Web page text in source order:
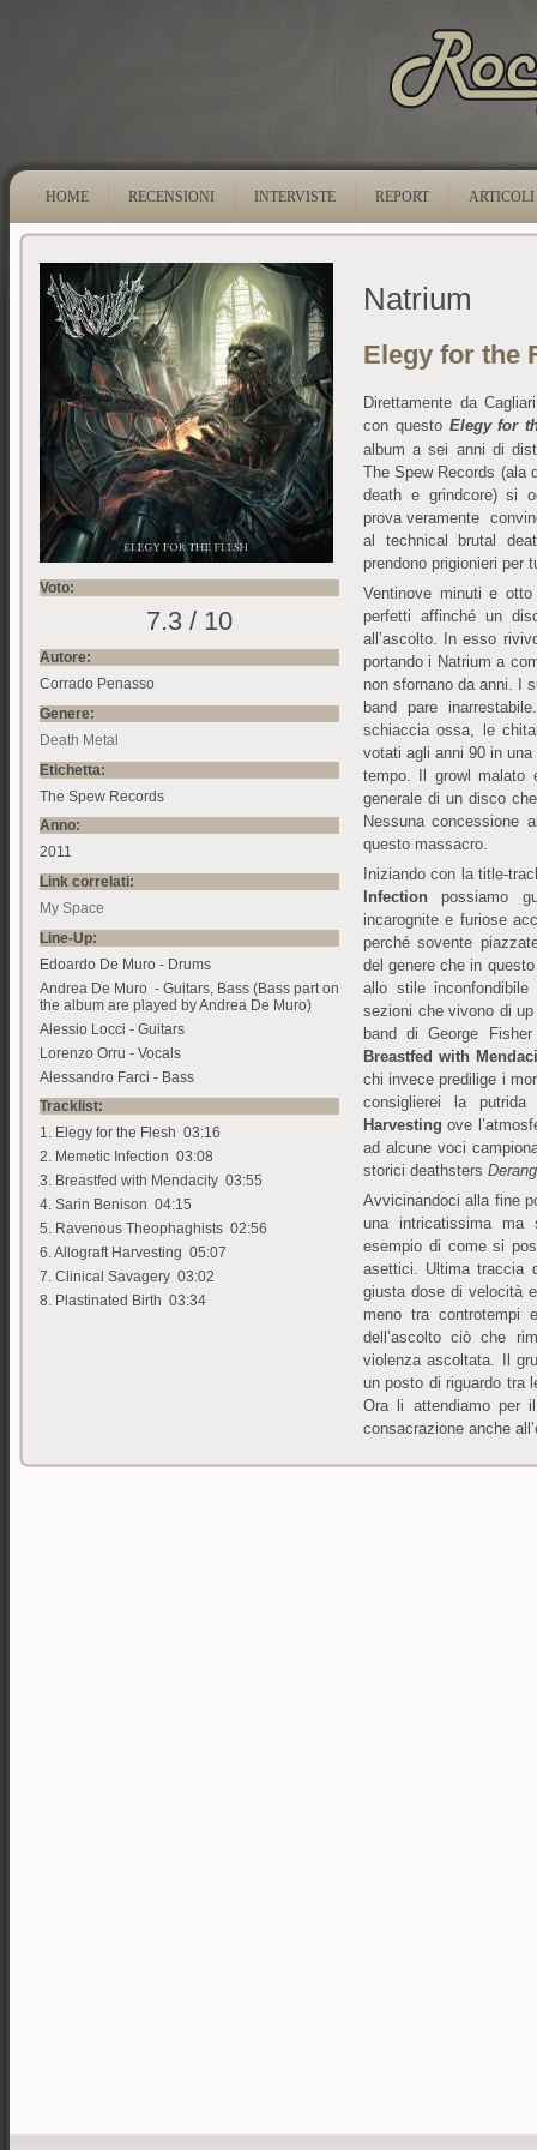
HOME RECENSIONI INTERVISTE REPORT ARTICOLI
Voto:
7.3 / 10
Autore:
Corrado Penasso
Genere:
Death Metal
Etichetta:
The Spew Records
Anno:
2011
Link correlati:
My Space
Line-Up:
Edoardo De Muro - Drums
Andrea De Muro - Guitars, Bass (Bass part on
the album are played by Andrea De Muro)
Alessio Locci - Guitars
Lorenzo Orru - Vocals
Alessandro Farci - Bass
Tracklist:
1. Elegy for the Flesh 03:16
2. Memetic Infection 03:08
3. Breastfed with Mendacity 03:55
4. Sarin Benison 04:15
5. Ravenous Theophaghists 02:56
6. Allograft Harvesting 05:07
7. Clinical Savagery 03:02
8. Plastinated Birth 03:34
Natrium
Elegy for the
Direttamente da
con questo Elegy for
album a sei anni di
The Spew Records (ala
death e grindcore) si
prova veramente
al technical brutal
prendono prigionieri per
Ventinove minuti e
perfetti affinché un
all’ascolto. In esso
portando i Natrium a
non sfornano da anni. I
band pare
schiaccia ossa, le
votati agli anni 90 in
tempo. Il growl malato
generale di un disco
Nessuna concessione
questo massacro.
Iniziando con la title-
Infection possiamo
incarognite e furiose
perché sovente
del genere che in
allo stile
sezioni che vivono di
band di George
Breastfed with
chi invece predilige i
consiglierei la
Harvesting ove
ad alcune voci
storici deathsters
Avvicinandoci alla fine
una intricatissima ma
esempio di come si
asettici. Ultima traccia
giusta dose di velocità
meno tra controtempi
dell’ascolto ciò che
violenza ascoltata. Il
un posto di riguardo tra
Ora li attendiamo per
consacrazione anche